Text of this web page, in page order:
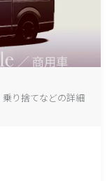
り捨てなどの詳細